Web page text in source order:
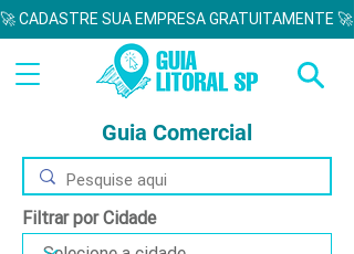
🚀 CADASTRE SUA EMPRESA GRATUITAMENTE 🚀
Guia Comercial
Filtrar por Cidade